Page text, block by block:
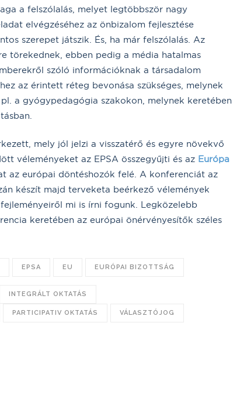
a felszólalás, melyet legtöbbször nagy
elvégzéséhez az önbizalom fejlesztése
szerepet játszik. És, ha már felszólalás. Az
törekednek, ebben pedig a média hatalmas
szóló információknak a társadalom
az érintett réteg bevonása szükséges, melynek
a gyógypedagógia szakokon, melynek keretében
mely jól jelzi a visszatérő és egyre növekvő
véleményeket az EPSA összegyűjti és az Európa
az európai döntéshozók felé. A konferenciát az
készít majd terveketa beérkező vélemények
mi is írni fogunk. Legközelebb
keretében az európai önérvényesítők széles
EPSA EU EURÓPAI BIZOTTSÁG
INTEGRÁLT OKTATÁS
PARTICIPATIV OKTATÁS VÁLASZTÓJOG